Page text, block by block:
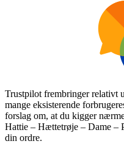
Trustpilot frembringer relativt
mange eksisterende
forslag om, at du kigger
Hattie – Hættetrøje – Dame –
din ordre.